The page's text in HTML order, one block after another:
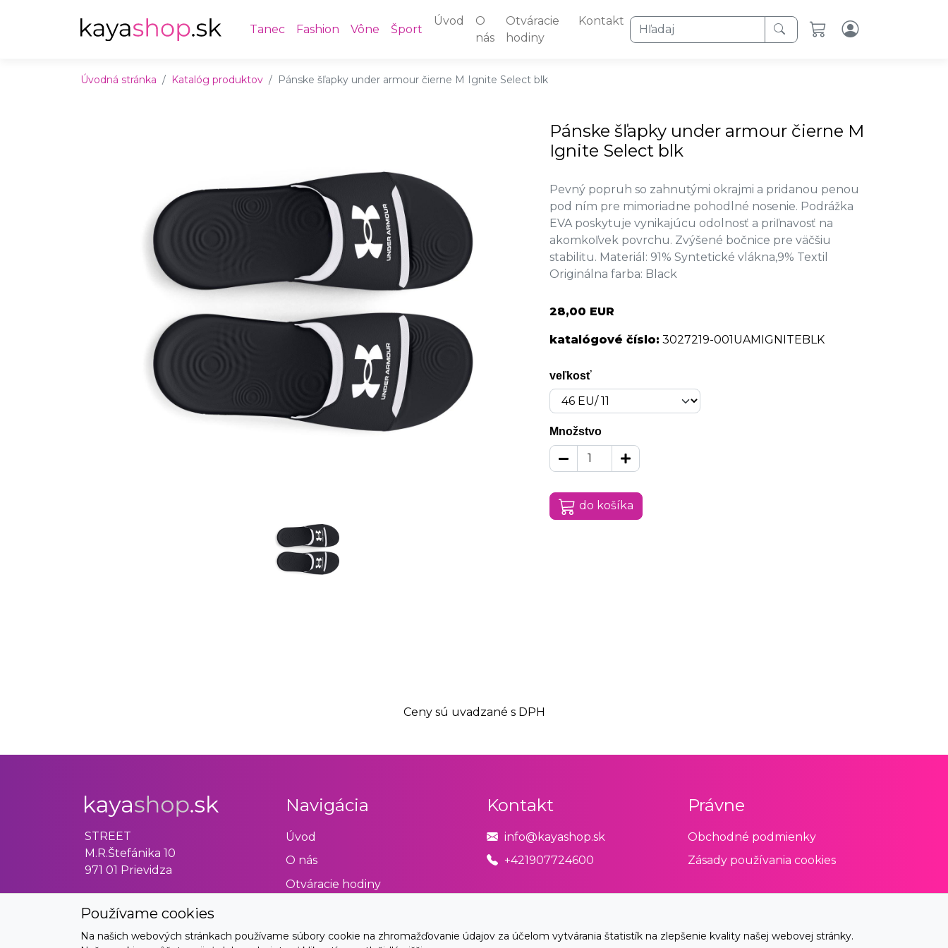
Tanec
Fashion Vône Šport
Úvod
O
nás
Otváracie
hodiny
Kontakt Hľadaj
Úvodná stránka Katalóg produktov Pánske šľapky under armour čierne M Ignite Select blk
Pánske šľapky under armour čierne M
Ignite Select blk
Pevný popruh so zahnutými okrajmi a pridanou penou
pod ním pre mimoriadne pohodlné nosenie. Podrážka
EVA poskytuje vynikajúcu odolnosť a priľnavosť na
akomkoľvek povrchu. Zvýšené bočnice pre väčšiu
stabilitu. Materiál: 91% Syntetické vlákna,9% Textil
Originálna farba: Black
28,00 EUR
katalógové číslo: 3027219-001UAMIGNITEBLK
veľkosť
Množstvo
do košíka
Ceny sú uvadzané s DPH
Používame cookies
Na našich webových stránkach používame súbory cookie na zhromažďovanie údajov za účelom vytvárania štatistík na zlepšenie kvality našej webovej stránky.
STREET
M.R.Štefánika 10
971 01 Prievidza
Navigácia
Úvod
O nás
Otváracie hodiny
Odstúpiť od zmluvy tu
Kontakt
info@kayashop.sk
+421907724600
Právne
Obchodné podmienky
Zásady používania cookies